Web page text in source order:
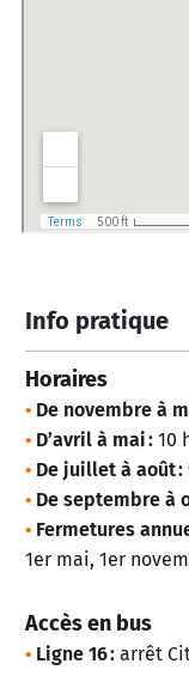
Info pratique
Horaires
• De novembre à
• D’avril à mai : 10
• De juillet à août :
• De septembre à
• Fermetures
1er mai, 1er
Accès en bus
• Ligne 16 : arrêt